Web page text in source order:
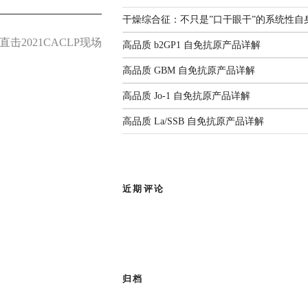
实验室。四十余载匠心耕
源化单抗等领域构建了丰富
作为亚太区枢纽，
为客户提供专业的市场推
监测年度报告（2025）
国家疾控发布：传染病信息报告
管理规范（2026年版）
前沿综述：呼吸道病原体
感染与检测：现状、挑战
2026.06.22
查看全部共识
击2021CACLP现场
干燥综合征：不只是”口干眼干”的系统性自
高品质 b2GP1 自免抗原产品详解
高品质 GBM 自免抗原产品详解
高品质 Jo-1 自免抗原产品详解
高品质 La/SSB 自免抗原产品详解
近期评论
归档